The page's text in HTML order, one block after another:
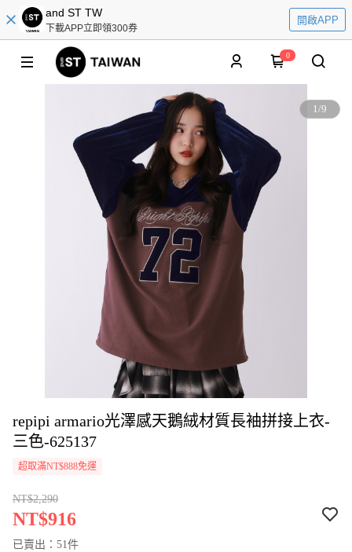
and ST TW
下載APP立即領300券
開啟APP
0
1/9
repipi armario光澤感天鵝絨材質長袖拼接上衣-
三色-625137
超取滿NT$888免運
NT$2,290
NT$916
已賣出：51件